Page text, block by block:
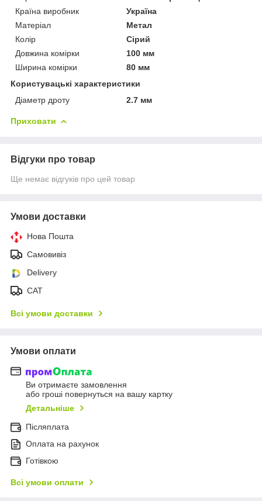
Країна виробник
Україна
Матеріал
Метал
Колір
Сірий
Довжина комірки
100 мм
Ширина комірки
80 мм
Користувацькі характеристики
Діаметр дроту
2.7 мм
Приховати
Відгуки про товар
Ще немає відгуків про цей товар
Умови доставки
Нова Пошта
Самовивіз
Delivery
САТ
Всі умови доставки
Умови оплати
Ви отримаєте замовлення
або гроші повернуться на вашу картку
Детальніше
Післяплата
Оплата на рахунок
Готівкою
Всі умови оплати